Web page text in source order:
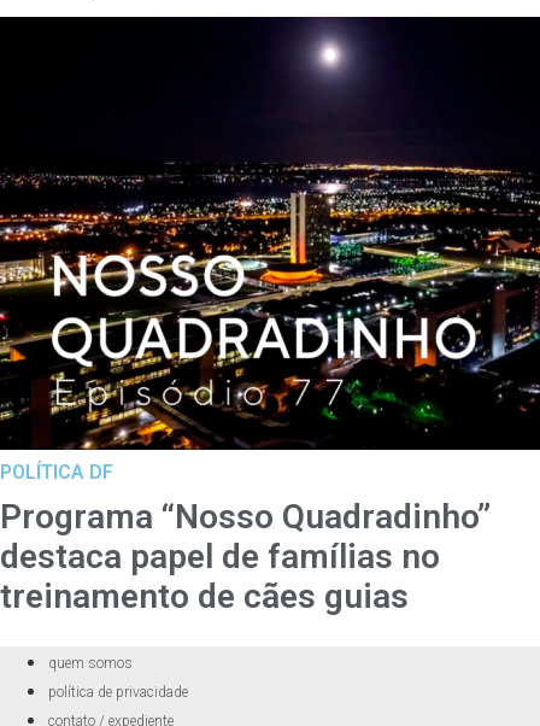
POLÍTICA DF
Programa “Nosso Quadradinho”
destaca papel de famílias no
treinamento de cães guias
quem somos
política de privacidade
contato / expediente